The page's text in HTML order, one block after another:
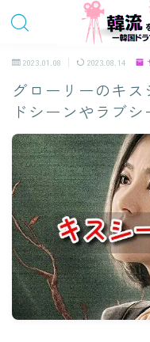
2023.01.08 2023.08.14
グローリーのキ
ドシーンやラブシ